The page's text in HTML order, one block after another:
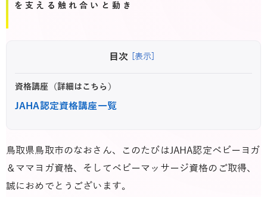
を支える触れ合いと動き
目次 [表示]
資格講座（詳細はこちら）
JAHA認定資格講座一覧
鳥取県鳥取市のなおさん、このたびはJAHA認定ベビーヨガ
＆ママヨガ資格、そしてベビーマッサージ資格のご取得、
誠におめでとうございます。